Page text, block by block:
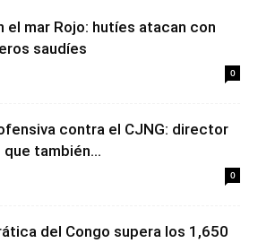
el mar Rojo: hutíes atacan con
saudíes
0
contra el CJNG: director
también...
0
del Congo supera los 1,650